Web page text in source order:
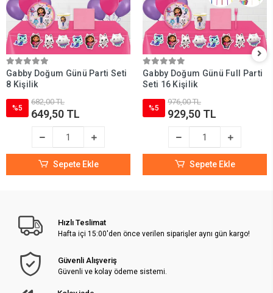
Gabby Doğum Günü Parti Seti
8 Kişilik
%5
682,00 TL
649,50 TL
Sepete Ekle
Gabby Doğum Günü Full Parti
Seti 16 Kişilik
%5
976,00 TL
929,50 TL
Sepete Ekle
Hızlı Teslimat
Hafta içi 15:00'den önce verilen siparişler aynı gün kargo!
Güvenli Alışveriş
Güvenli ve kolay ödeme sistemi.